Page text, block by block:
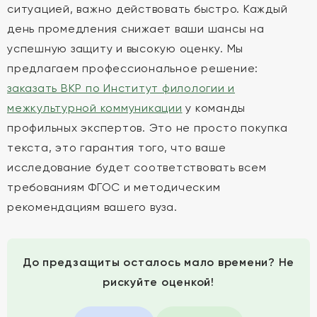
ситуацией, важно действовать быстро. Каждый
день промедления снижает ваши шансы на
успешную защиту и высокую оценку. Мы
предлагаем профессиональное решение:
заказать ВКР по Институт филологии и
межкультурной коммуникации у команды
профильных экспертов. Это не просто покупка
текста, это гарантия того, что ваше
исследование будет соответствовать всем
требованиям ФГОС и методическим
рекомендациям вашего вуза.
До предзащиты осталось мало времени? Не
рискуйте оценкой!